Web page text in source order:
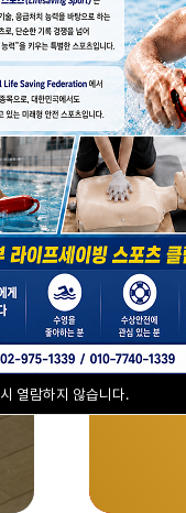
열람하지 않습니다.
8
「
8월 20
8
8월
인
8월
[서
특
8
22일(토)
8월
(
[
8